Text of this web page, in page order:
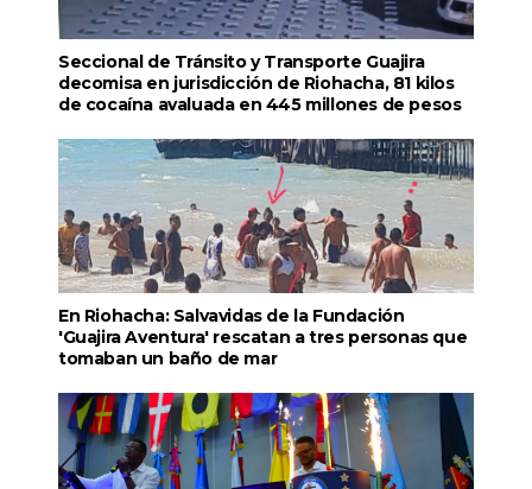
Seccional de Tránsito y Transporte Guajira
decomisa en jurisdicción de Riohacha, 81 kilos
de cocaína avaluada en 445 millones de pesos
En Riohacha: Salvavidas de la Fundación
'Guajira Aventura' rescatan a tres personas que
tomaban un baño de mar